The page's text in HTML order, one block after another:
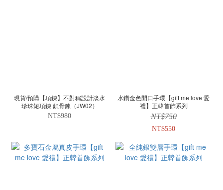
現貨/預購【項鍊】不對稱設計淡水
珍珠短項鍊 鎖骨鍊（JW02）
NT$980
水鑽金色開口手環【gift me love 愛
禮】正韓首飾系列
NT$750
NT$550